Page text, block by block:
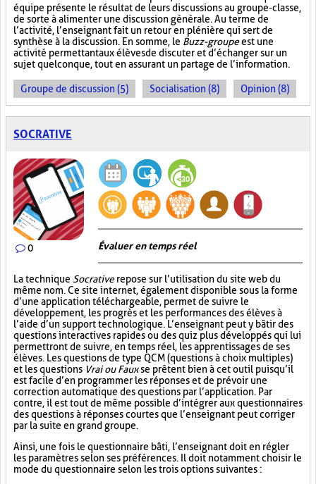
équipe présente le résultat de leurs discussions au groupe-classe,
de sorte à alimenter une discussion générale. Au terme de
l’activité, l’enseignant fait un retour en plénière qui sert de
synthèse à la discussion. En somme, le Buzz-groupeest une
activité permettant aux élèves de discuter et d’échanger sur un
sujet quelconque, tout en assurant un partage de l’information.
Groupe de discussion (5) Socialisation (8) Opinion (8)
SOCRATIVE
0 Évaluer en temps réel
La technique Socrativerepose sur l’utilisation du site web du
même nom. Ce site internet, également disponible sous la forme
d’une application téléchargeable, permet de suivre le
développement, les progrès et les performances des élèves à
l’aide d’un support technologique. L’enseignant peut y bâtir des
questions interactives rapides ou des quiz plus développés qui lui
permettront de suivre, en temps réel, les apprentissages de ses
élèves. Les questions de type QCM (questions à choix multiples)
et les questions Vrai ou Fauxse prêtent bien à cet outil puisqu’il
est facile d’en programmer les réponses et de prévoir une
correction automatique des questions par l’application. Par
contre, il est tout de même possible d’intégrer aux questionnaires
des questions à réponses courtes que l’enseignant peut corriger
par la suite en grand groupe.
Ainsi, une fois le questionnaire bâti, l’enseignant doit en régler
les paramètres selon ses préférences. Il doit notamment choisir le
mode du questionnaire selon les trois options suivantes :